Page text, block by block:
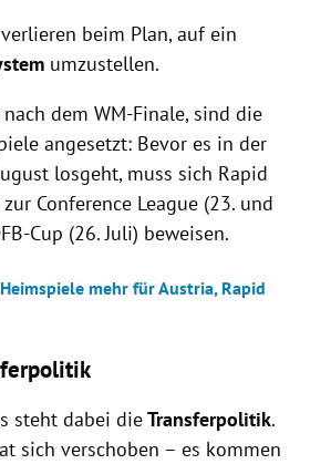
beim Plan, auf ein
umzustellen.
dem WM-Finale, sind die
angesetzt: Bevor es in der
losgeht, muss sich Rapid
Conference League (23. und
Cup (26. Juli) beweisen.
mehr für Austria, Rapid
steht dabei dieTransferpolitik.
sich verschoben – es kommen